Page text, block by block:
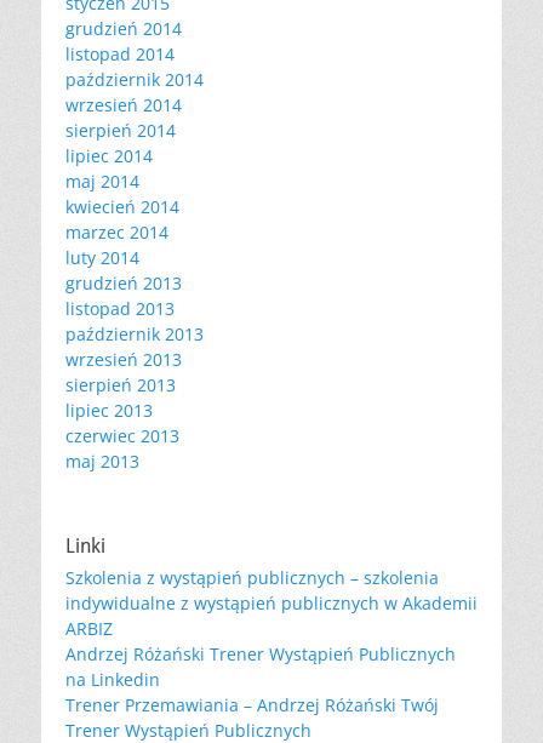
grudzień 2014
listopad 2014
październik 2014
wrzesień 2014
sierpień 2014
lipiec 2014
maj 2014
kwiecień 2014
marzec 2014
luty 2014
grudzień 2013
listopad 2013
październik 2013
wrzesień 2013
sierpień 2013
lipiec 2013
czerwiec 2013
maj 2013
Linki
Szkolenia z wystąpień publicznych – szkolenia
indywidualne z wystąpień publicznych w Akademii
ARBIZ
Andrzej Różański Trener Wystąpień Publicznych
na Linkedin
Trener Przemawiania – Andrzej Różański Twój
Trener Wystąpień Publicznych